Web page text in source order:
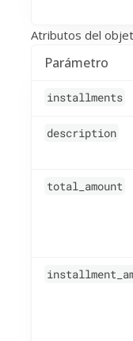
Atributos del
Parámetro
installments
description
total_amount